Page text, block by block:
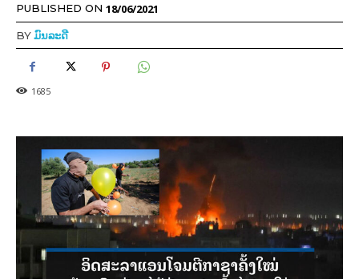
PUBLISHED ON 18/06/2021
BYມົນລະດີ
1685